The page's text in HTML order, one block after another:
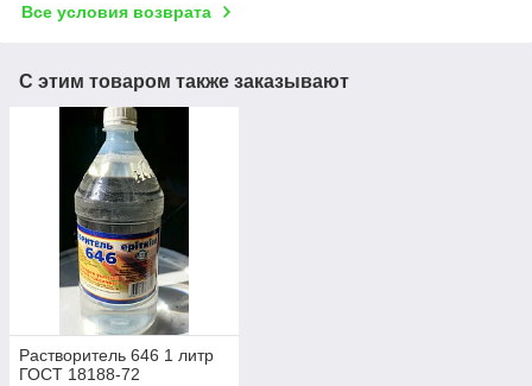
Все условия возврата
С этим товаром также заказывают
Растворитель 646 1 литр
ГОСТ 18188-72